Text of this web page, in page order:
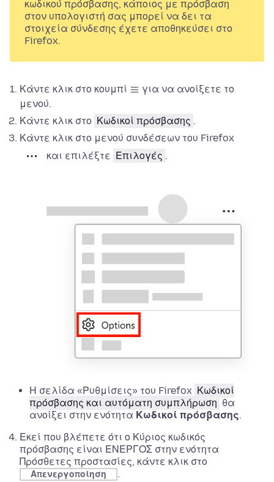
κωδικού πρόσβασης, κάποιος με πρόσβαση
στον υπολογιστή σας μπορεί να δει τα
στοιχεία σύνδεσης έχετε αποθηκεύσει στο
Firefox.
Κάντε κλικ στο κουμπί
για να ανοίξετε το
μενού.
Κάντε κλικ στο Κωδικοί πρόσβασης .
Κάντε κλικ στο μενού συνδέσεων του Firefox
και επιλέξτε Επιλογές .
Η σελίδα «Ρυθμίσεις» του Firefox Κωδικοί
πρόσβασης και αυτόματη συμπλήρωση θα
ανοίξει στην ενότητα Κωδικοί πρόσβασης.
Εκεί που βλέπετε ότι ο Κύριος κωδικός
πρόσβασης είναι ΕΝΕΡΓΟΣ στην ενότητα
Πρόσθετες προστασίες, κάντε κλικ στο
Απενεργοποίηση
.